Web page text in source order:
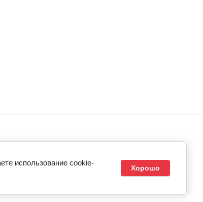
использование cookie-
Хорошо